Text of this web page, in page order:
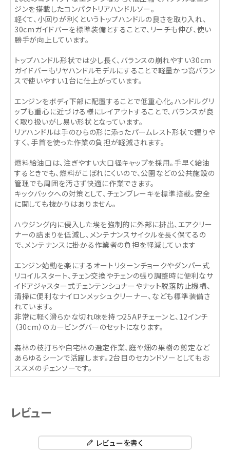
ジンを搭載したコンパクトリアハンドルソー。
軽くて、小回りが利くというトップハンドルの良さを取り入れ、
30cmガイドバーを標準装備とすることで、リーチも伸び、使い
勝手が向上しています。
トップハンドル形状では少し長く、バランスの崩れやすい30cm
ガイドバーもリヤハンドルモデルにすることで軽量かつ高バラン
スで使いやすい1台に仕上がっています。
エンジンをボディ下部に配置することで低重心化。ハンドルグリ
ップも重心に近づける様にレイアウトすることで、バランスが良
く取り扱いがし易い形状となっています。
リアハンドルは手のひらの形に添ったパームレスト形状で握りや
すく、手首を使った作業の負担が軽減されます。
燃料給油口は、注ぎやすい大口径キャップを採用。手早く給油
するときでも、燃料がこぼれにくいので、公園などの公共施設の
管理でも周囲を汚さず快適に作業できます。
キックバックへの対策として、チェンブレーキを標準搭載。安全
に関しても抜かりはありません。
ハウジング内に侵入した埃を強制的に外部に排出、エアクリー
ナーの詰まりを低減し、メンテナンスサイクルを長く保てるの
で、メンテナンスに掛かる作業者の負担を軽減しています
エンジン始動を楽にするオートリターンチョークやダンパー式
リコイルスタート、チェン交換やチェンの張り調整時に便利なサ
イドアジャスター式チェンテンショナーやナット脱落防止機構、
清掃に便利なナイロンメッシュクリーナー、なども標準装備さ
れています。
非常に軽く滑らかな切れ味を持つ25APチェーンと、12インチ
（30cm）のカービングバーのセットになります。
森林の枝打ちや自宅林の選定作業、庭や畑の果樹の剪定など
あらゆるシーンで活躍します。2台目のセカンドソーとしてもお
ススメのチェンソーです。
レビュー
レビューを書く